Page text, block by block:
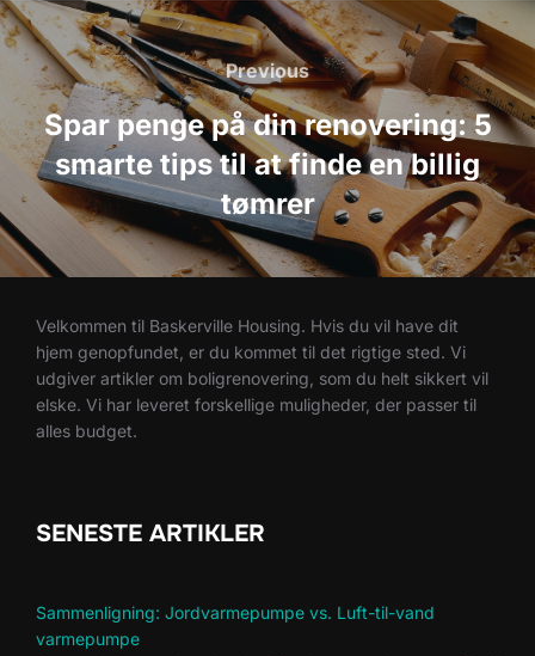
Indlægsnavigation
Previous
Previous
Spar penge på din renovering: 5
smarte tips til at finde en billig
tømrer
Velkommen til Baskerville Housing. Hvis du vil have dit
hjem genopfundet, er du kommet til det rigtige sted. Vi
udgiver artikler om boligrenovering, som du helt sikkert vil
elske. Vi har leveret forskellige muligheder, der passer til
alles budget.
SENESTE ARTIKLER
Sammenligning: Jordvarmepumpe vs. Luft-til-vand
varmepumpe